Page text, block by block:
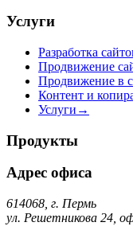
Услуги
Разработка
Продвижение
Продвижение в
Контент и
Услуги →
Продукты
Адрес офиса
614068, г. Пермь
ул. Решетникова 24,